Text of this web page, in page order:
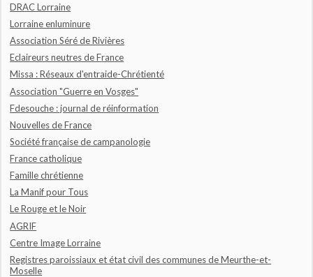
DRAC Lorraine
Lorraine enluminure
Association Séré de Rivières
Eclaireurs neutres de France
Missa : Réseaux d'entraide-Chrétienté
Association "Guerre en Vosges"
Fdesouche : journal de réinformation
Nouvelles de France
Société française de campanologie
France catholique
Famille chrétienne
La Manif pour Tous
Le Rouge et le Noir
AGRIF
Centre Image Lorraine
Registres paroissiaux et état civil des communes de Meurthe-et-
Moselle